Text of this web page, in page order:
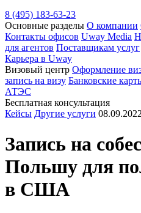
8 (495) 183-63-23
Основные разделы О компании
Контакты офисов Uway Media
для агентов Поставщикам услуг
Карьера в Uway
Визовый центр Оформление
запись на визу Банковские
АТЭС
Бесплатная консультация
Кейсы Другие услуги 08.09.2022
Запись на
Польшу для
в США